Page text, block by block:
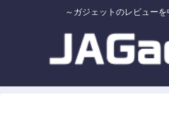
～ガジェットのレビュー